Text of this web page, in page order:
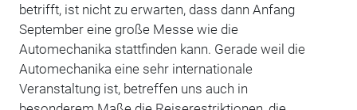
betrifft, ist nicht zu erwarten, dass dann Anfang
September eine große Messe wie die
Automechanika stattfinden kann. Gerade weil die
Automechanika eine sehr internationale
Veranstaltung ist, betreffen uns auch in